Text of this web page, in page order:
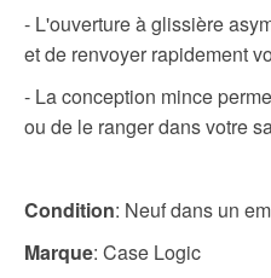
- L'ouverture à glissière
et de renvoyer rapidement
- La conception mince
ou de le ranger dans votre
Condition: Neuf dans un
Marque: Case Logic